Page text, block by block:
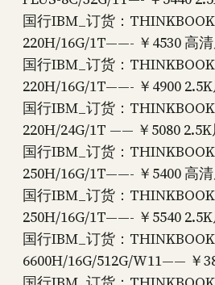
国行IBM_订货：THINKBOOK
220H/16G/1T——- ￥4530 高清
国行IBM_订货：THINKBOOK
220H/16G/1T——- ￥4900 2.5K
国行IBM_订货：THINKBOOK
220H/24G/1T —— ￥5080 2.5K
国行IBM_订货：THINKBOOK
250H/16G/1T——- ￥5400 高清
国行IBM_订货：THINKBOOK
250H/16G/1T——- ￥5540 2.5K
国行IBM_订货：THINKBOOK
6600H/16G/512G/W11—— ￥